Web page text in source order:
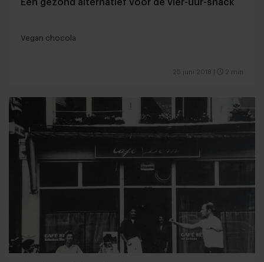
Een gezond alternatief voor de vier-uur-snack
Vegan chocola
25 juni 2018 2 min